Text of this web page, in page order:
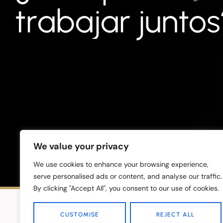
We value your privacy
We use cookies to enhance your browsing experience,
serve personalised ads or content, and analyse our traffic.
By clicking "Accept All", you consent to our use of cookies.
CUSTOMISE REJECT ALL
a rconstr